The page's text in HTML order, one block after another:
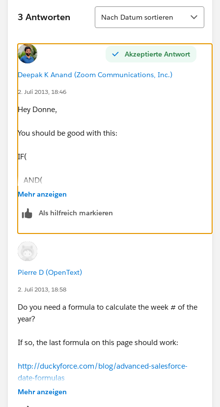
3 Antworten
Sortieren
Nach Datum sortieren
Akzeptierte Antwort
Deepak K Anand (‎‎‎‎‎‎Zoom Communications, Inc.)
2. Juli 2013, 18:46
Hey Donne,
You should be good with this:
IF(
AND(
02-11'),
02-17')
),
IF(
AND(
DATEVALUE(CreatedDate) >=
DATEVALUE('2013-02-18'),
DATEVALUE(CreatedDate) <=
Mehr anzeigen
Als hilfreich markieren
Pierre D (OpenText)
2. Juli 2013, 18:58
Do you need a formula to calculate the week # of the
year?
If so, the last formula on this page should work:
http://duckyforce.com/blog/advanced-salesforce-
date-formulas
Mehr anzeigen